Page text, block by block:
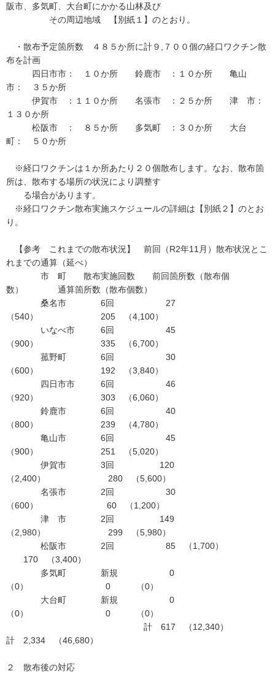
阪市、多気町、大台町にかかる山林及び
その周辺地域 【別紙１】のとおり。
・散布予定箇所数 ４８５か所に計９,７００個の経口ワクチン散
布を計画
四日市市： １０か所 鈴鹿市 ：１０か所 亀山
市： ３５か所
伊賀市 ：１１０か所 名張市 ：２５か所 津 市：
１３０か所
松阪市 ： ８５か所 多気町 ：３０か所 大台
町： ５０か所
※経口ワクチンは１か所あたり２０個散布します。なお、散布箇
所は、散布する場所の状況により調整す
る場合があります。
※経口ワクチン散布実施スケジュールの詳細は【別紙２】のとお
り。
【参考 これまでの散布状況】 前回（R2年11月）散布状況とこ
れまでの通算（延べ）
市 町 散布実施回数 前回箇所数（散布個
数） 通算箇所数（散布個数）
桑名市 6回 27
（540） 205 （4,100）
いなべ市 6回 45
（900） 335 （6,700）
菰野町 6回 30
（600） 192 （3,840）
四日市市 6回 46
（920） 303 （6,060）
鈴鹿市 6回 40
（800） 239 （4,780）
亀山市 6回 45
（900） 251 （5,020）
伊賀市 3回 120
（2,400） 280 （5,600）
名張市 2回 30
（600） 60 （1,200）
津 市 2回 149
（2,980） 299 （5,980）
松阪市 2回 85 （1,700）
170 （3,400）
多気町 新規 0
（0） 0 （0）
大台町 新規 0
（0） 0 （0）
計 617 （12,340）
計 2,334 （46,680）
２ 散布後の対応